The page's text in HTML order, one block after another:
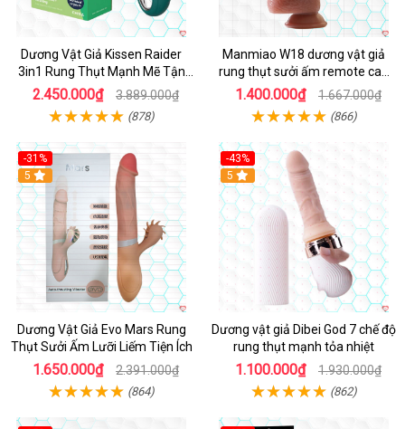
Dương Vật Giả Kissen Raider
3in1 Rung Thụt Mạnh Mẽ Tận
Hưởng
2.450.000₫ 3.889.000₫
(878)
Manmiao W18 dương vật giả
rung thụt sưởi ấm remote cao
cấp
1.400.000₫ 1.667.000₫
(866)
-31%
5
Dương Vật Giả Evo Mars Rung
Thụt Sưởi Ấm Lưỡi Liếm Tiện Ích
1.650.000₫ 2.391.000₫
(864)
-43%
Hot
5
Dương vật giả Dibei God 7 chế độ
rung thụt mạnh tỏa nhiệt
1.100.000₫ 1.930.000₫
(862)